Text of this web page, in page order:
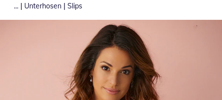
... | Unterhosen | Slips